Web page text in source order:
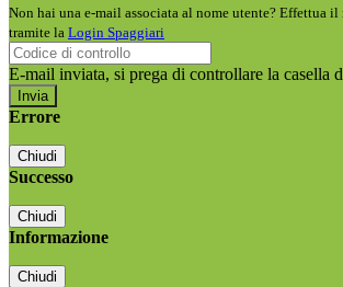
Non hai una e-mail associata al nome utente? Effettua il
tramite la Login Spaggiari
E-mail inviata, si prega di controllare la casella
Errore
Chiudi
Successo
Chiudi
Informazione
Chiudi